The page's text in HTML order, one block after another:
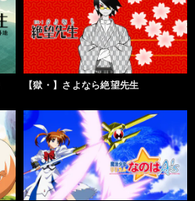
【獄・】さよなら絶望先生